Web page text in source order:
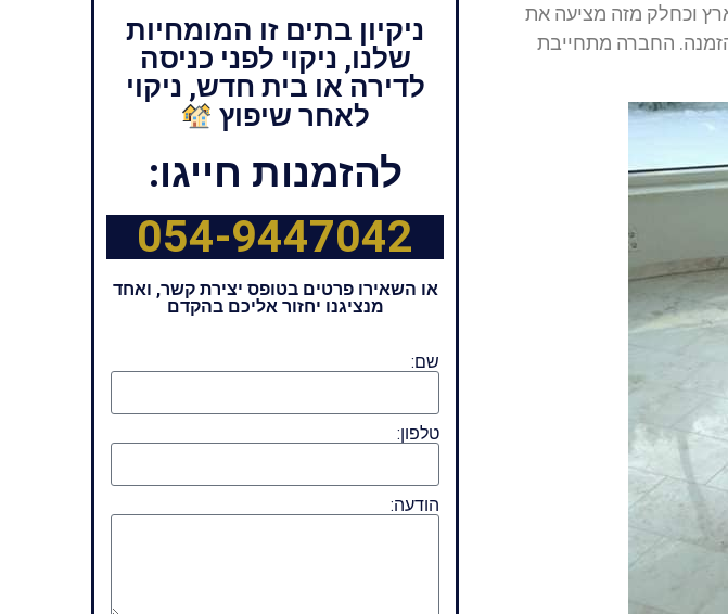
וכחלק מזה מציעה את
החברה מתחייבת
ניקיון בתים זו המומחיות
שלנו, ניקוי לפני כניסה
לדירה או בית חדש, ניקוי
לאחר שיפוץ
להזמנות חייגו:
054-9447042
או השאירו פרטים בטופס יצירת קשר, ואחד
מנציגנו יחזור אליכם בהקדם
שם:
טלפון:
הודעה: